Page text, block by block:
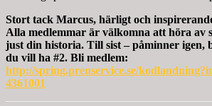
Stort tack Marcus, härligt och
Alla medlemmar är välkomna att höra av
just din historia. Till sist – påminner igen,
du vill ha #2. Bli medlem:
http://spring.prenservice.se/
4361001